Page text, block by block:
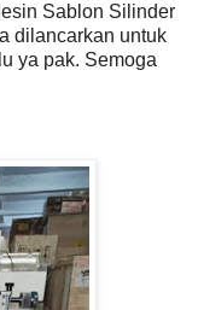
Sablon Silinder
dilancarkan untuk
ya pak. Semoga